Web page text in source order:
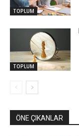
TOPLUM
TOPLUM
ÖNE ÇIKANLAR